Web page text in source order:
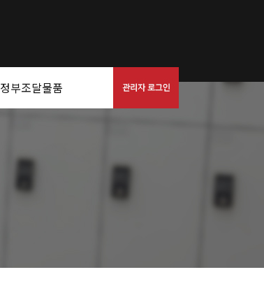
정부조달물품